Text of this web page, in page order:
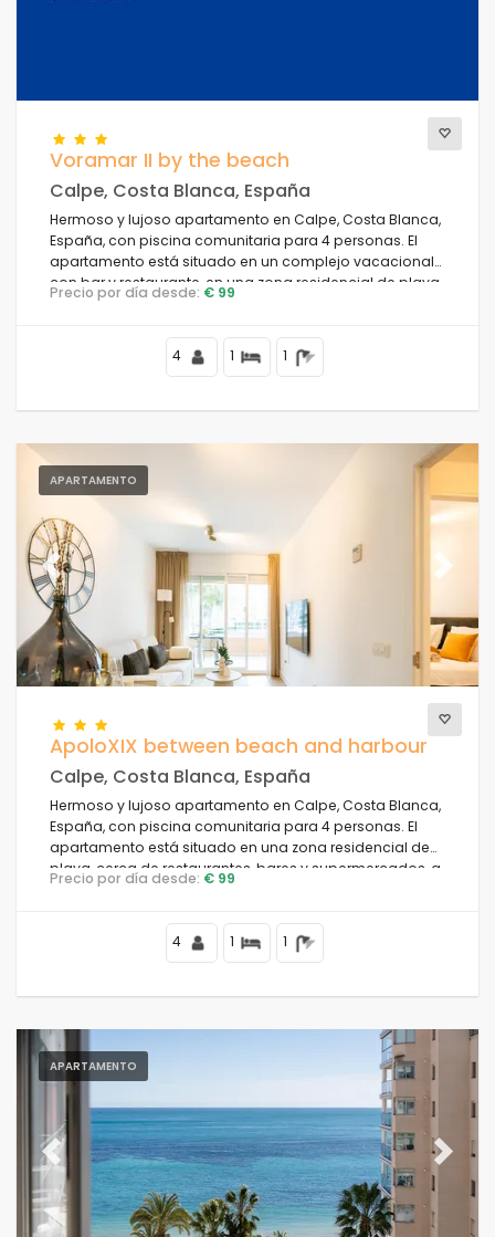
Voramar II by the beach
Calpe, Costa Blanca, España
Hermoso y lujoso apartamento en Calpe, Costa Blanca,
España, con piscina comunitaria para 4 personas. El
apartamento está situado en un complejo vacacional
con bar y restaurante, en una zona residencial de playa,
cerca de tiendas y supermercados, a 25 m de la playa
Precio por día desde: € 99
4 1 1
APARTAMENTO
Previous Next
ApoloXIX between beach and harbour
Calpe, Costa Blanca, España
Hermoso y lujoso apartamento en Calpe, Costa Blanca,
España, con piscina comunitaria para 4 personas. El
apartamento está situado en una zona residencial de
playa, cerca de restaurantes, bares y supermercados, a
1 km de la playa de la Fosa y a 0,5 km del Mar
Precio por día desde: € 99
4 1 1
APARTAMENTO
Previous Next